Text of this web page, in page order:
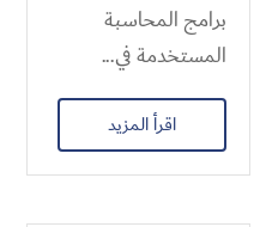
برامج المحاسبة
المستخدمة في...
اقرأ المزيد